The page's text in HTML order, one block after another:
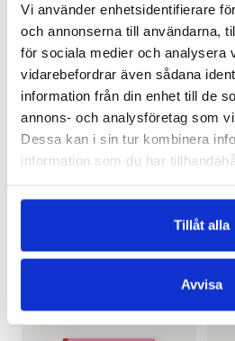
Vi använder enhetsidentifierare
och annonserna till användarna,
för sociala medier och analysera
vidarebefordrar även sådana
information från din enhet till de
annons- och analysföretag som
Dessa kan i sin tur kombinera
information som du har
Tillåt alla
Avvisa
TOVE JANSSON
Småtrollen och den
stora
€24.30
€